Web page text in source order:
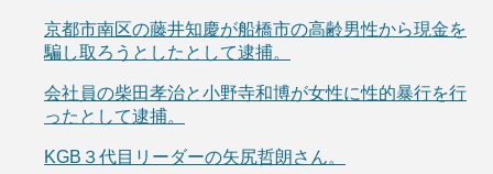
京都市南区の藤井知慶が船橋市の高齢男性から現金を
騙し取ろうとしたとして逮捕。
会社員の柴田孝治と小野寺和博が女性に性的暴行を行
ったとして逮捕。
KGB３代目リーダーの矢尻哲朗さん。